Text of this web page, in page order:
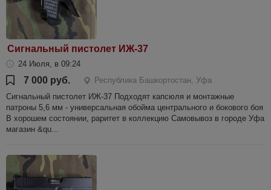
Сигнальный пистолет ИЖ-37
24 Июля, в 09:24
7 000 руб.
Республика Башкортостан, Уфа
Сигнальный пистолет ИЖ-37 Подходят капсюля и монтажные
патроны 5,6 мм - универсальная обойма центрального и бокового боя
В хорошем состоянии, раритет в коллекцию Самовывоз в городе Уфа
магазин &qu...